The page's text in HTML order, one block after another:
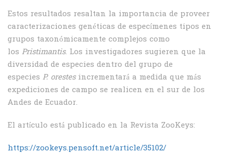
Estos resultados resaltan la importancia de proveer
caracterizaciones genéticas de especímenes tipos en
grupos taxonómicamente complejos como
los Pristimantis. Los investigadores sugieren que la
diversidad de especies dentro del grupo de
especies P. orestesincrementará a medida que más
expediciones de campo se realicen en el sur de los
Andes de Ecuador.
El artículo está publicado en la Revista ZooKeys:
https://zookeys.pensoft.net/article/35102/